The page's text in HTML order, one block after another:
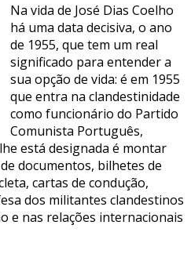
Na vida de José Dias Coelho
há uma data decisiva, o ano
de 1955, que tem um real
significado para entender a
sua opção de vida: é em 1955
que entra na clandestinidade
como funcionário do Partido
Comunista Português,
está designada é montar
documentos, bilhetes de
cartas de condução,
dos militantes clandestinos
e nas relações internacionais